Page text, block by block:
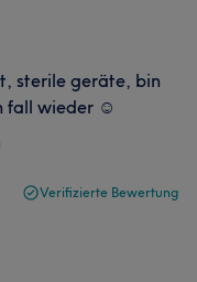
sterile geräte, bin
fall wieder ☺️
Verifizierte Bewertung